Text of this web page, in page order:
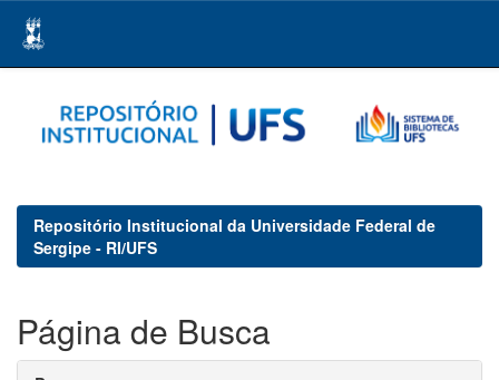
navigation
Repositório Institucional da Universidade Federal de
Sergipe - RI/UFS
Página de Busca